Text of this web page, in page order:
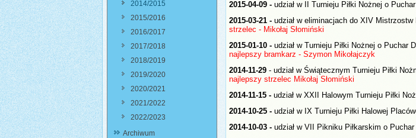
2014/2015
2015/2016
2016/2017
2017/2018
2018/2019
2019/2020
2020/2021
2021/2022
2022/2023
Archiwum
2015-04-09 - udział w II Turnieju Piłki Nożnej o
2015-03-21 - udział w eliminacjach do XIV
strzelec - Mikołaj Słomiński
2015-01-10 - udział w Turnieju Piłki Nożnej o Puchar
najlepszy bramkarz - Szymon Mikołajczyk
2014-11-29 - udział w Świątecznym Turnieju Piłki
najlepszy strzelec Mikołaj Słomiński
2014-11-15 - udział w XXII Halowym Turnieju Piłki
2014-10-25 - udział w IX Turnieju Piłki Halowej
2014-10-03 - udział w VII Pikniku Piłkarskim o